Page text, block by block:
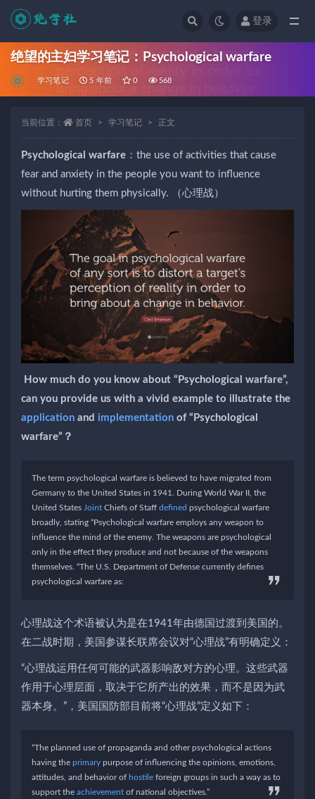
登录
绝望的主妇学习笔记：Psychological warfare
学习笔记 5 年前 0 568
当前位置： 首页 学习笔记 正文
Psychological warfare ：the use of activities that cause
fear and anxiety in the people you want to influence
without hurting them physically. （心理战）
How much do you know about “Psychological warfare”,
can you provide us with a vivid example to illustrate the
application and implementation of “Psychological
warfare”？
The term psychological warfare is believed to have migrated from
Germany to the United States in 1941. During World War II, the
United States Joint Chiefs of Staff defined psychological warfare
broadly, stating “Psychological warfare employs any weapon to
influence the mind of the enemy. The weapons are psychological
only in the effect they produce and not because of the weapons
themselves. “The U.S. Department of Defense currently defines
psychological warfare as:
心理战这个术语被认为是在1941年由德国过渡到美国的。
在二战时期，美国参谋长联席会议对“心理战”有明确定义：
“心理战运用任何可能的武器影响敌对方的心理。这些武器
作用于心理层面，取决于它所产出的效果，而不是因为武
器本身。”，美国国防部目前将“心理战”定义如下：
“The planned use of propaganda and other psychological actions
having the primary purpose of influencing the opinions, emotions,
attitudes, and behavior of hostile foreign groups in such a way as to
support the achievement of national objectives.”